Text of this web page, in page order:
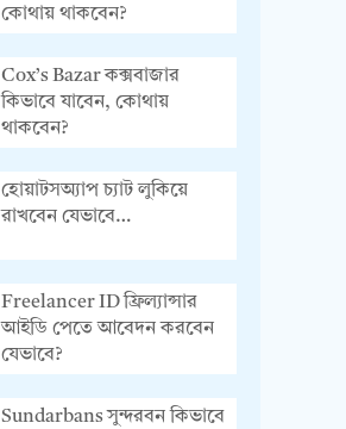
কোথায় থাকবেন?
Cox’s Bazar কক্সবাজার
কিভাবে যাবেন, কোথায়
থাকবেন?
হোয়াটসঅ্যাপ চ্যাট লুকিয়ে
রাখবেন যেভাবে…
Freelancer ID ফ্রিল্যান্সার
আইডি পেতে আবেদন করবেন
যেভাবে?
Sundarbans সুন্দরবন কিভাবে